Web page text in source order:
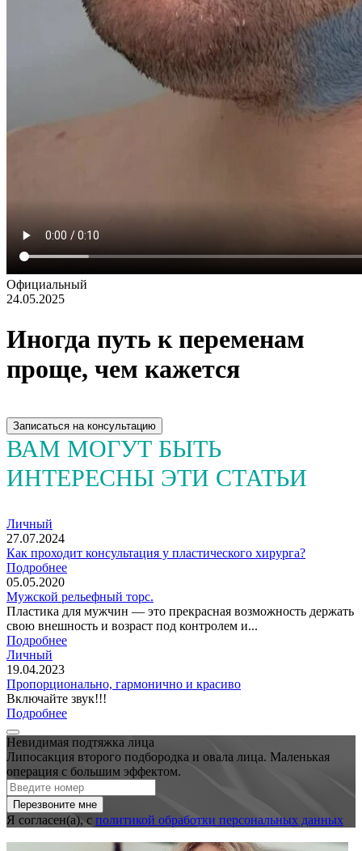
Официальный
24.05.2025
Иногда путь к переменам
проще, чем кажется
Записаться на консультацию
ВАМ МОГУТ БЫТЬ
ИНТЕРЕСНЫ ЭТИ СТАТЬИ
Личный
27.07.2024
Как проходит консультация у пластического хирурга?
Подробнее
05.05.2020
Мужской рельефный торс.
Пластика для мужчин — это прекрасная возможность держать
свою внешность и возраст под контролем и...
Подробнее
Личный
19.04.2023
Пропорционально, гармонично и красиво
Включайте звук!!!
Подробнее
Невидимая подтяжка лица
Липосакция второго подбородка и овала лица. Маленькая
операция с большим эффектом.
Я согласен(а), с политикой обработки персональных данных